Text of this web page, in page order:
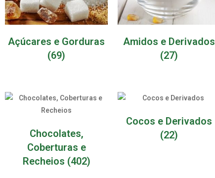
Açúcares e Gorduras
(69)
Amidos e Derivados
(27)
Chocolates,
Coberturas e
Recheios (402)
Cocos e Derivados
(22)